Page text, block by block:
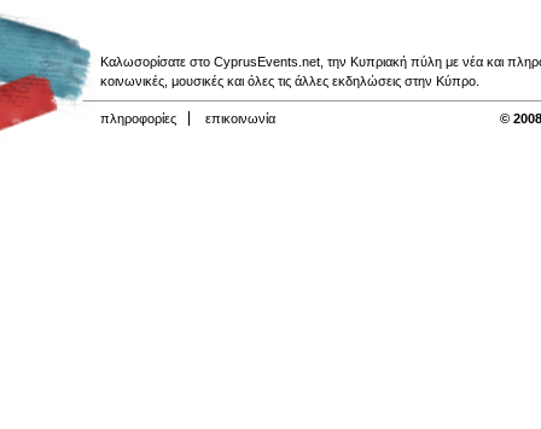
Καλωσορίσατε στο CyprusEvents.net, την Κυπριακή πύλη με νέα και
κοινωνικές, μουσικές και όλες τις άλλες εκδηλώσεις στην Κύπρο.
πληροφορίες επικοινωνία ©